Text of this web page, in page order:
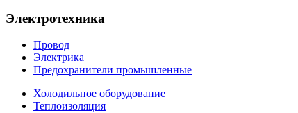
Электротехника
Провод
Электрика
Предохранители промышленные
Холодильное оборудование
Теплоизоляция